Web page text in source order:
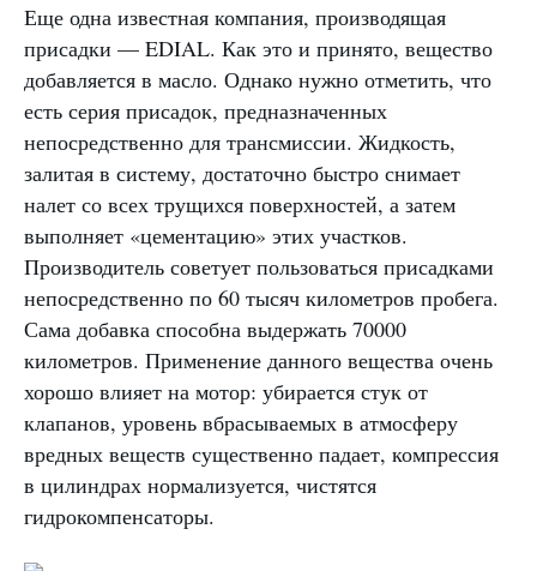
Еще одна известная компания, производящая
присадки — EDIAL. Как это и принято, вещество
добавляется в масло. Однако нужно отметить, что
есть серия присадок, предназначенных
непосредственно для трансмиссии. Жидкость,
залитая в систему, достаточно быстро снимает
налет со всех трущихся поверхностей, а затем
выполняет «цементацию» этих участков.
Производитель советует пользоваться присадками
непосредственно по 60 тысяч километров пробега.
Сама добавка способна выдержать 70000
километров. Применение данного вещества очень
хорошо влияет на мотор: убирается стук от
клапанов, уровень вбрасываемых в атмосферу
вредных веществ существенно падает, компрессия
в цилиндрах нормализуется, чистятся
гидрокомпенсаторы.